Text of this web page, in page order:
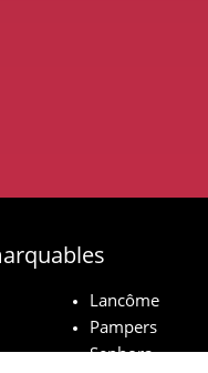
Lancôme
Pampers
Sephora